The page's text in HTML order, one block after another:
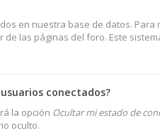
en nuestra base de datos. Para
las páginas del foro. Este
conectados?
la opción Ocultar mi estado de
oculto.